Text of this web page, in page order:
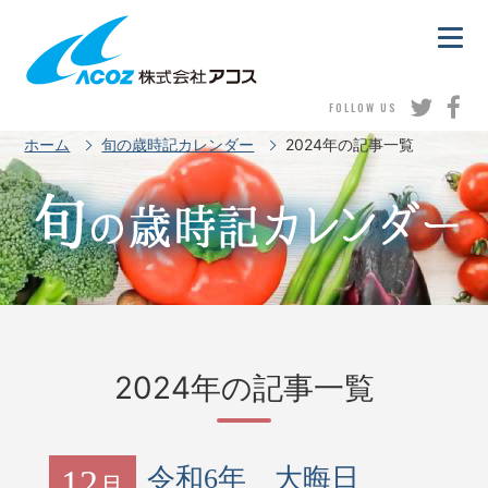
FOLLOW US
ホーム 旬の歳時記カレンダー 2024年の記事一覧
2024年の記事一覧
令和6年 大晦日